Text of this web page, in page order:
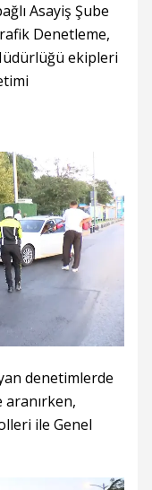
Asayiş Şube
Denetleme,
ekipleri
denetimlerde
ile Genel